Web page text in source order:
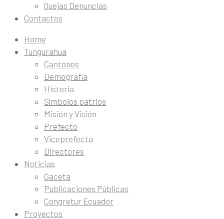
Quejas Denuncias
Contactos
Home
Tungurahua
Cantones
Demografía
Historia
Símbolos patrios
Misión y Visión
Prefecto
Viceprefecta
Directores
Noticias
Gaceta
Publicaciones Públicas
Congretur Ecuador
Proyectos